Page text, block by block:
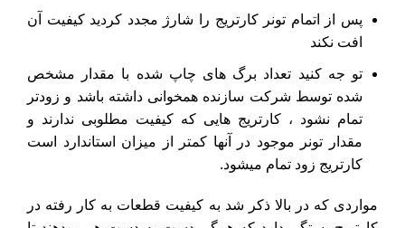
پس از اتمام تونر کارتریج را شارژ مجدد کردید کیفیت آن
افت نکند
تو جه کنید تعداد برگ های چاپ شده با مقدار مشخص
شده توسط شرکت سازنده همخوانی داشته باشد و زودتر
تمام نشود ، کارتریج هایی که کیفیت مطلوبی ندارند و
مقدار تونر موجود در آنها کمتر از میزان استاندارد است
کارتریج زود تمام میشود.
مواردی که در بالا ذکر شد به کیفیت قطعات به کار رفته در